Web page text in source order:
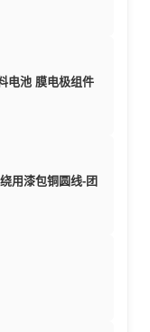
电池 膜电极组件
用漆包铜圆线-团